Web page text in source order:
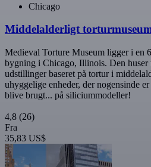
Chicago
Middelalderligt
Medieval Torture Museum ligger i en
bygning i Chicago, Illinois. Den
udstillinger baseret på tortur i
uhyggelige enheder, der nogensinde
blive brugt... på siliciummodeller!
4,8 (26)
Fra
35,83 US$